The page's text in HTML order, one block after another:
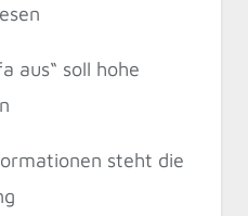
aus“ soll hohe
steht die